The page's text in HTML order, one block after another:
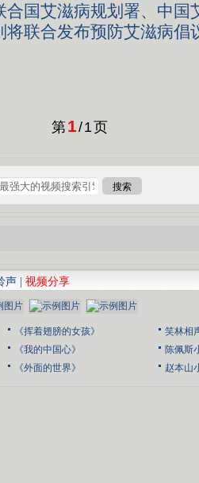
合国艾滋病规划署、中国
将联合发布预防艾滋病倡
第1/1页
搜索
声 视频分享
《挥着翅膀的女孩》
《我的中国心》
《外面的世界》
笑林相
陈佩斯
赵本山